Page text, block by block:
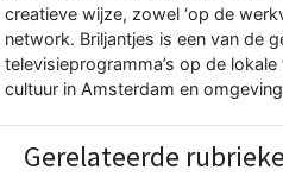
creatieve wijze, zowel ‘op de
network. Briljantjes is een van de
televisieprogramma’s op de
cultuur in Amsterdam en
Gerelateerde